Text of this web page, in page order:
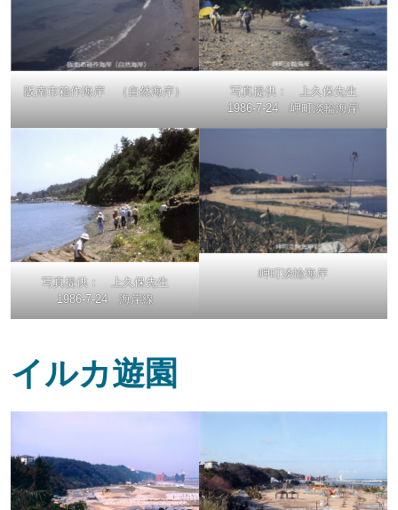
阪南市箱作海岸 （自然海岸）
写真提供： 上久保先生
1986-7-24 岬町淡輪海岸
写真提供： 上久保先生
1986-7-24 海岸線
岬町淡輪海岸
イルカ遊園